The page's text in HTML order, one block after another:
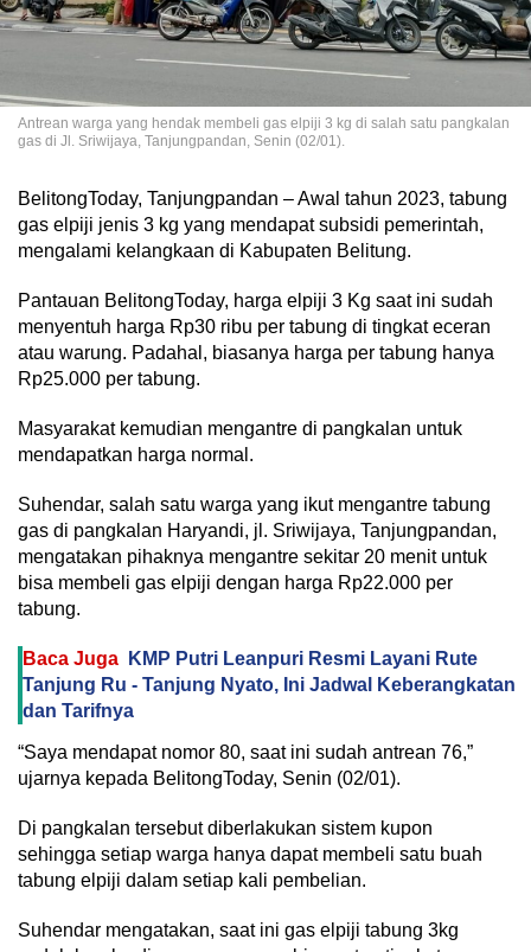
Antrean warga yang hendak membeli gas elpiji 3 kg di salah satu pangkalan
gas di Jl. Sriwijaya, Tanjungpandan, Senin (02/01).
BelitongToday, Tanjungpandan – Awal tahun 2023, tabung
gas elpiji jenis 3 kg yang mendapat subsidi pemerintah,
mengalami kelangkaan di Kabupaten Belitung.
Pantauan BelitongToday, harga elpiji 3 Kg saat ini sudah
menyentuh harga Rp30 ribu per tabung di tingkat eceran
atau warung. Padahal, biasanya harga per tabung hanya
Rp25.000 per tabung.
Masyarakat kemudian mengantre di pangkalan untuk
mendapatkan harga normal.
Suhendar, salah satu warga yang ikut mengantre tabung
gas di pangkalan Haryandi, jl. Sriwijaya, Tanjungpandan,
mengatakan pihaknya mengantre sekitar 20 menit untuk
bisa membeli gas elpiji dengan harga Rp22.000 per
tabung.
Baca Juga
KMP Putri Leanpuri Resmi Layani Rute
Tanjung Ru - Tanjung Nyato, Ini Jadwal Keberangkatan
dan Tarifnya
“Saya mendapat nomor 80, saat ini sudah antrean 76,”
ujarnya kepada BelitongToday, Senin (02/01).
Di pangkalan tersebut diberlakukan sistem kupon
sehingga setiap warga hanya dapat membeli satu buah
tabung elpiji dalam setiap kali pembelian.
Suhendar mengatakan, saat ini gas elpiji tabung 3kg